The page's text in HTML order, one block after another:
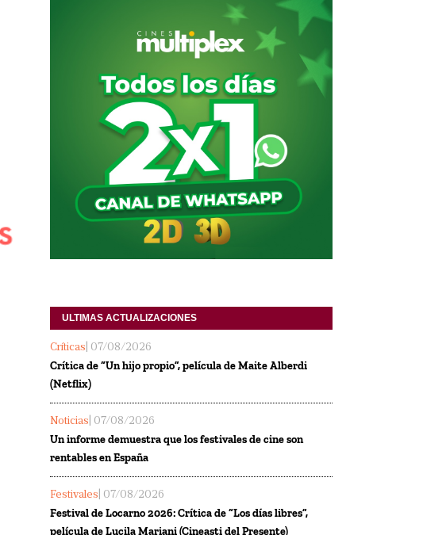
ULTIMAS ACTUALIZACIONES
Críticas | 07/08/2026
Crítica de “Un hijo propio”, película de Maite Alberdi
(Netflix)
Noticias | 07/08/2026
Un informe demuestra que los festivales de cine son
rentables en España
Festivales | 07/08/2026
Festival de Locarno 2026: Crítica de “Los días libres”,
película de Lucila Mariani (Cineasti del Presente)